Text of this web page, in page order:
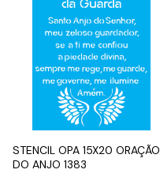
STENCIL OPA 15X20 ORAÇÃO
DO ANJO 1383